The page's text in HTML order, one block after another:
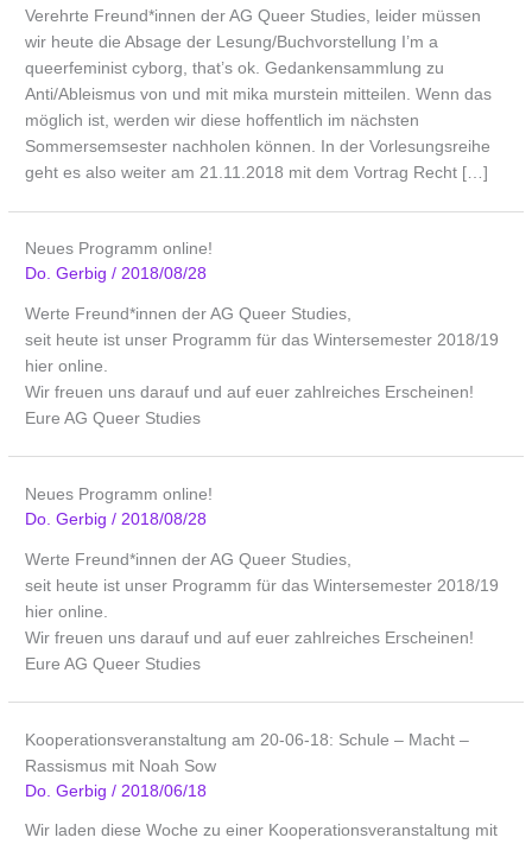
Verehrte Freund*innen der AG Queer Studies, leider müssen
wir heute die Absage der Lesung/Buchvorstellung I’m a
queerfeminist cyborg, that’s ok. Gedankensammlung zu
Anti/Ableismus von und mit mika murstein mitteilen. Wenn das
möglich ist, werden wir diese hoffentlich im nächsten
Sommersemsester nachholen können. In der Vorlesungsreihe
geht es also weiter am 21.11.2018 mit dem Vortrag Recht […]
Neues Programm online!
Do. Gerbig/2018/08/28
Werte Freund*innen der AG Queer Studies,
seit heute ist unser Programm für das Wintersemester 2018/19
hier online.
Wir freuen uns darauf und auf euer zahlreiches Erscheinen!
Eure AG Queer Studies
Neues Programm online!
Do. Gerbig/ 2018/08/28
Werte Freund*innen der AG Queer Studies,
seit heute ist unser Programm für das Wintersemester 2018/19
hier online.
Wir freuen uns darauf und auf euer zahlreiches Erscheinen!
Eure AG Queer Studies
Kooperationsveranstaltung am 20-06-18: Schule – Macht –
Rassismus mit Noah Sow
Do. Gerbig/ 2018/06/18
Wir laden diese Woche zu einer Kooperationsveranstaltung mit